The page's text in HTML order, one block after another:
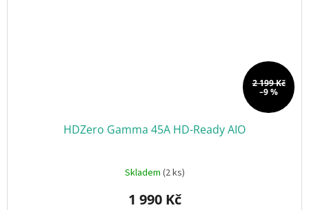
2 199 Kč
–9 %
HDZero Gamma 45A HD-Ready AIO
Skladem (2 ks)
1 990 Kč